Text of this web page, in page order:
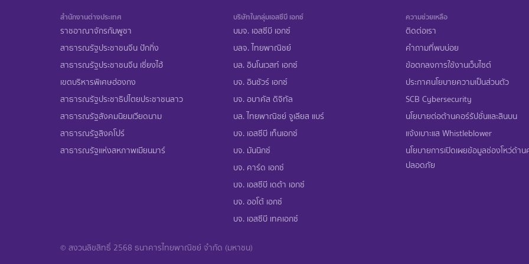
สำนักงานต่างประเทศ
ราชอาณาจักรกัมพูชา
สาธารณรัฐประชาชนจีน ปักกิ่ง
สาธารณรัฐประชาชนจีน เซี่ยงไฮ้
เขตบริหารพิเศษฮ่องกง
สาธารณรัฐประชาธิปไตยประชาชนลาว
สาธารณรัฐสังคมนิยมเวียดนาม
สาธารณรัฐสิงคโปร์
สาธารณรัฐแห่งสหภาพเมียนมาร์
บริษัทในกลุ่มเอสซีบี เอกซ์
บมจ. เอสซีบี เอกซ์
บลจ. ไทยพาณิชย์
บล. อินโนเวสท์ เอกซ์
บจ. อินชัวร์ เอกซ์
บจ. อบาคัส ดิจิทัล
บล. ไทยพาณิชย์ จูเลียส แบร์
บจ. เอสซีบี เท็นเอกซ์
บจ. มันนิกซ์
บจ. คาร์ด เอกซ์
บจ. เอสซีบี เดต้า เอกซ์
บจ. ออโต้ เอกซ์
บจ. เอสซีบี เทคเอกซ์
ความช่วยเหลือ
ติดต่อเรา
คำถามที่พบบ่อย
ข้อตกลงการใช้งานเว็บไซต์
ประกาศนโยบายความเป็นส่วนตัว
SCB Cybersecurity
นโยบายต่อต้านคอร์รัปชั่นและสินบน
แจ้งเบาะแส Whistleblower
นโยบายการเปิดเผยข้อมูลช่องโหว่ด้า
ปลอดภัย
© สงวนลิขสิทธิ์ 2568 ธนาคารไทยพาณิชย์ จำกัด (มหาชน)